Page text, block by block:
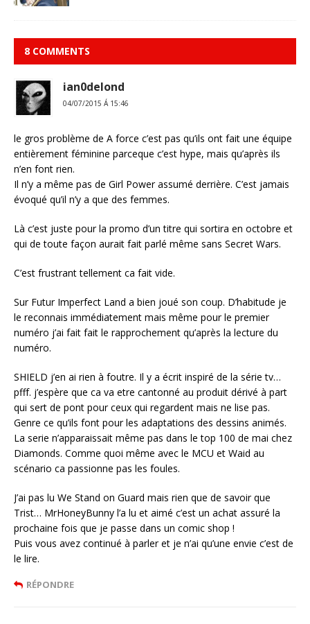
8 COMMENTS
ian0delond
04/07/2015 Á 15:46
le gros problème de A force c’est pas qu’ils ont fait une équipe
entièrement féminine parceque c’est hype, mais qu’après ils
n’en font rien.
Il n’y a même pas de Girl Power assumé derrière. C’est jamais
évoqué qu’il n’y a que des femmes.
Là c’est juste pour la promo d’un titre qui sortira en octobre et
qui de toute façon aurait fait parlé même sans Secret Wars.
C’est frustrant tellement ca fait vide.
Sur Futur Imperfect Land a bien joué son coup. D’habitude je
le reconnais immédiatement mais même pour le premier
numéro j’ai fait fait le rapprochement qu’après la lecture du
numéro.
SHIELD j’en ai rien à foutre. Il y a écrit inspiré de la série tv…
pfff. j’espère que ca va etre cantonné au produit dérivé à part
qui sert de pont pour ceux qui regardent mais ne lise pas.
Genre ce qu’ils font pour les adaptations des dessins animés.
La serie n’apparaissait même pas dans le top 100 de mai chez
Diamonds. Comme quoi même avec le MCU et Waid au
scénario ca passionne pas les foules.
J’ai pas lu We Stand on Guard mais rien que de savoir que
Trist… MrHoneyBunny l’a lu et aimé c’est un achat assuré la
prochaine fois que je passe dans un comic shop !
Puis vous avez continué à parler et je n’ai qu’une envie c’est de
le lire.
RÉPONDRE